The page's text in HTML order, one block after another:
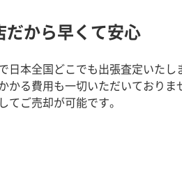
だから早くて安心
日本全国どこでも出張査定いたし
かる費用も一切いただいておりま
てご売却が可能です。